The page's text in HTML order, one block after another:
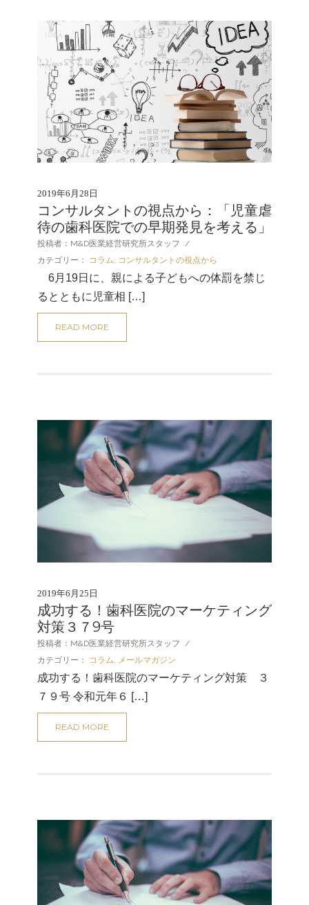
2019年6月28日
コンサルタントの視点から：「児童虐
待の歯科医院での早期発見を考える」
投稿者：M&D医業経営研究所スタッフ /
カテゴリー：
コラム, コンサルタントの視点から
6月19日に、親による子どもへの体罰を禁じ
るとともに児童相 […]
READ MORE
2019年6月25日
成功する！歯科医院のマーケティング
対策３７9号
投稿者：M&D医業経営研究所スタッフ
/
カテゴリー：
コラム メールマガジン
成功する！歯科医院のマーケティング対策 ３
７９号 令和元年６ […]
READ MORE